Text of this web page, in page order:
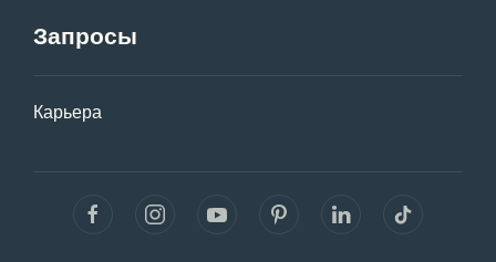
Запросы
Карьера